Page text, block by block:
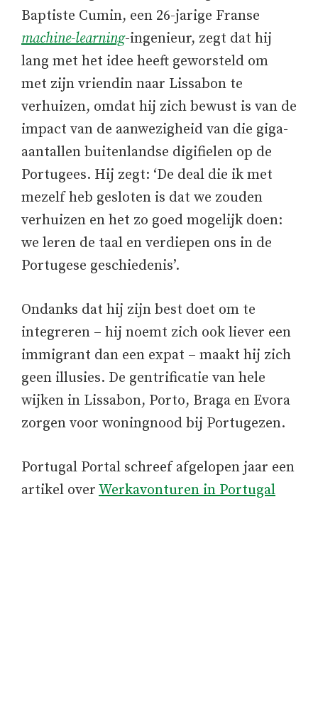
Baptiste Cumin, een 26-jarige Franse
machine-learning-ingenieur, zegt dat hij
lang met het idee heeft geworsteld om
met zijn vriendin naar Lissabon te
verhuizen, omdat hij zich bewust is van de
impact van de aanwezigheid van die giga-
aantallen buitenlandse digifielen op de
Portugees. Hij zegt: ‘De deal die ik met
mezelf heb gesloten is dat we zouden
verhuizen en het zo goed mogelijk doen:
we leren de taal en verdiepen ons in de
Portugese geschiedenis’.
Ondanks dat hij zijn best doet om te
integreren – hij noemt zich ook liever een
immigrant dan een expat – maakt hij zich
geen illusies. De gentrificatie van hele
wijken in Lissabon, Porto, Braga en Evora
zorgen voor woningnood bij Portugezen.
Portugal Portal schreef afgelopen jaar een
artikel over Werkavonturen in Portugal